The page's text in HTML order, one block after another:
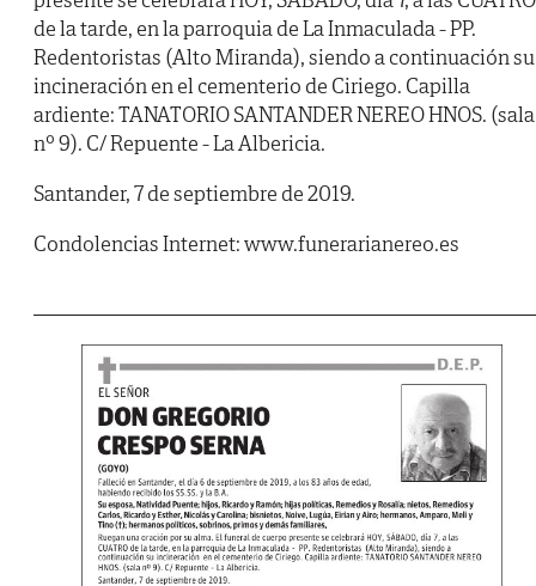
de la tarde, en la parroquia de La Inmaculada - PP.
Redentoristas (Alto Miranda), siendo a continuación su
incineración en el cementerio de Ciriego. Capilla
ardiente: TANATORIO SANTANDER NEREO HNOS. (sala
nº 9). C/ Repuente - La Albericia.
Santander, 7 de septiembre de 2019.
Condolencias Internet: www.funerarianereo.es